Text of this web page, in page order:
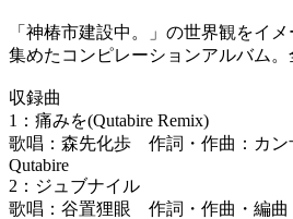
「神椿市建設中。」の世界観をイ
集めたコンピレーションアルバム。
収録曲
1：痛みを(Qutabire Remix)
歌唱：森先化歩 作詞・作曲：カ
Qutabire
2：ジュブナイル
歌唱：谷置狸眼 作詞・作曲・編曲